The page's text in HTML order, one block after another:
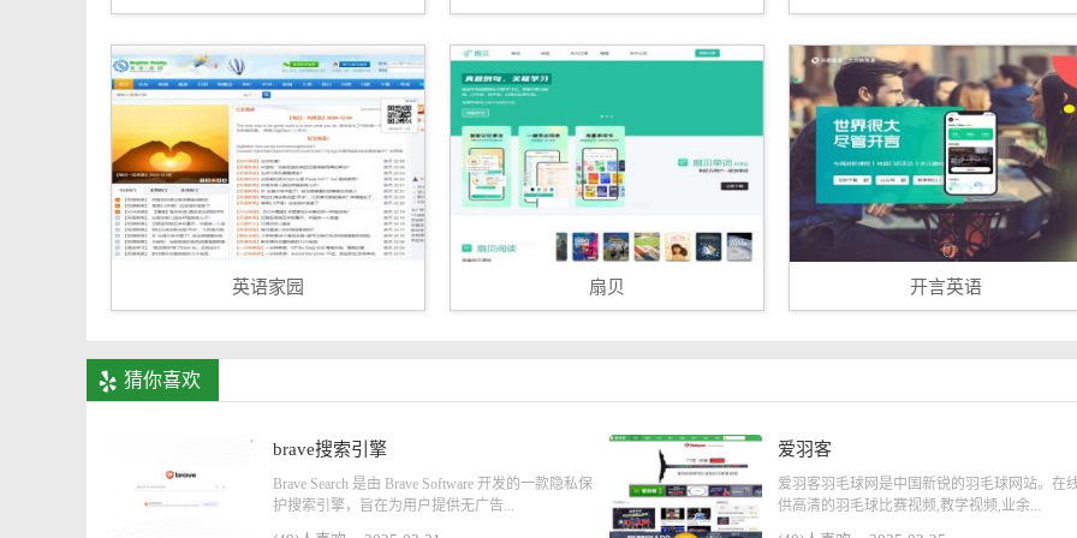
英语家园 扇贝 开言英语
猜你喜欢
brave搜索引擎
Brave Search 是由 Brave Software 开发的一款隐私保
护搜索引擎，旨在为用户提供无广告...
爱羽客
爱羽客羽毛球网是中国新锐的羽毛球网站。在
供高清的羽毛球比赛视频,教学视频,业余...